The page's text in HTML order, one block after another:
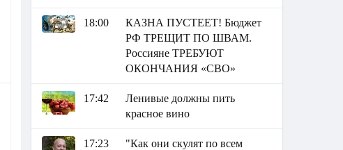
18:00
КАЗНА ПУСТЕЕТ! Бюджет
РФ ТРЕЩИТ ПО ШВАМ.
Россияне ТРЕБУЮТ
ОКОНЧАНИЯ «СВО»
17:42
Ленивые должны пить
красное вино
17:23
"Как они скулят по всем